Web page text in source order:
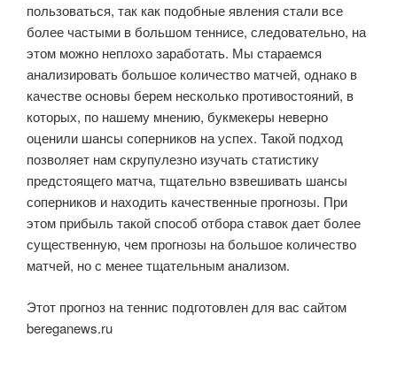
пользоваться, так как подобные явления стали все
более частыми в большом теннисе, следовательно, на
этом можно неплохо заработать. Мы стараемся
анализировать большое количество матчей, однако в
качестве основы берем несколько противостояний, в
которых, по нашему мнению, букмекеры неверно
оценили шансы соперников на успех. Такой подход
позволяет нам скрупулезно изучать статистику
предстоящего матча, тщательно взвешивать шансы
соперников и находить качественные прогнозы. При
этом прибыль такой способ отбора ставок дает более
существенную, чем прогнозы на большое количество
матчей, но с менее тщательным анализом.
Этот прогноз на теннис подготовлен для вас сайтом
bereganews.ru